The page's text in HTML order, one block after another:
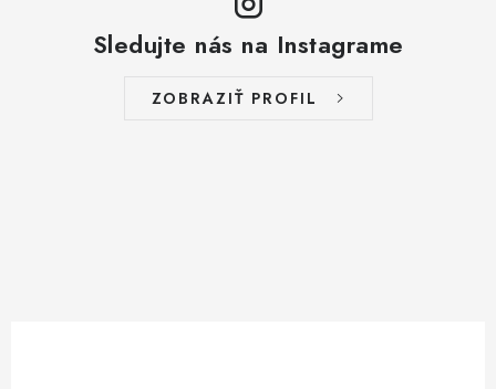
Sledujte nás na Instagrame
ZOBRAZIŤ PROFIL